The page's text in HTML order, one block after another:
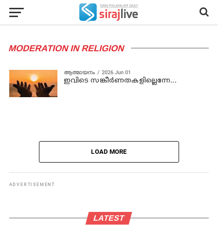
MODERATION IN RELIGION
ആത്മായനം 2026 Jun 01
ഇവിടെ സങ്കീർണതകളില്ലെന്നേ...
LOAD MORE
ADVERTISEMENT
LATEST